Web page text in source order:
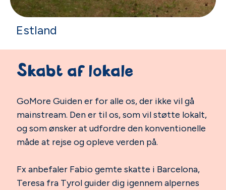
Estland
Skabt af lokale
GoMore Guiden er for alle os, der ikke vil gå
mainstream. Den er til os, som vil støtte lokalt,
og som ønsker at udfordre den konventionelle
måde at rejse og opleve verden på.
Fx anbefaler Fabio gemte skatte i Barcelona,
Teresa fra Tyrol guider dig igennem alpernes